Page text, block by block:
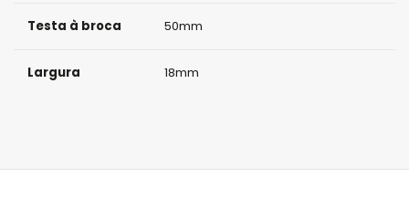
Testa à broca 50mm
Largura 18mm